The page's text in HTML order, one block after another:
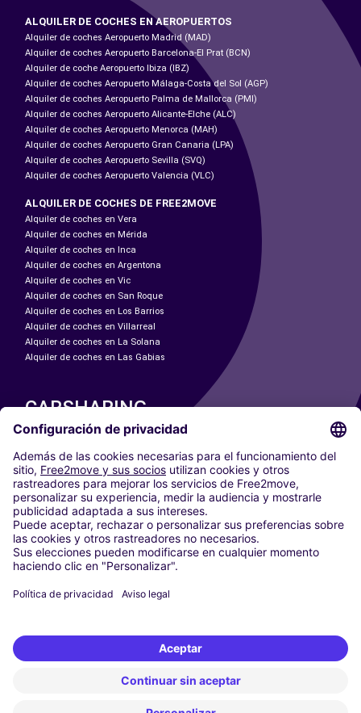
ALQUILER DE COCHES EN AEROPUERTOS
Alquiler de coches Aeropuerto Madrid (MAD)
Alquiler de coches Aeropuerto Barcelona-El Prat (BCN)
Alquiler de coche Aeropuerto Ibiza (IBZ)
Alquiler de coches Aeropuerto Málaga-Costa del Sol (AGP)
Alquiler de coches Aeropuerto Palma de Mallorca (PMI)
Alquiler de coches Aeropuerto Alicante-Elche (ALC)
Alquiler de coches Aeropuerto Menorca (MAH)
Alquiler de coches Aeropuerto Gran Canaria (LPA)
Alquiler de coches Aeropuerto Sevilla (SVQ)
Alquiler de coches Aeropuerto Valencia (VLC)
ALQUILER DE COCHES DE FREE2MOVE
Alquiler de coches en Vera
Alquiler de coches en Mérida
Alquiler de coches en Inca
Alquiler de coches en Argentona
Alquiler de coches en Vic
Alquiler de coches en San Roque
Alquiler de coches en Los Barrios
Alquiler de coches en Villarreal
Alquiler de coches en La Solana
Alquiler de coches en Las Gabias
CARSHARING
NUESTRAS CIUDADES
Paris
Madrid
Washington DC
Milán
Roma
Turín
Viena
Berlín
Düsseldorf